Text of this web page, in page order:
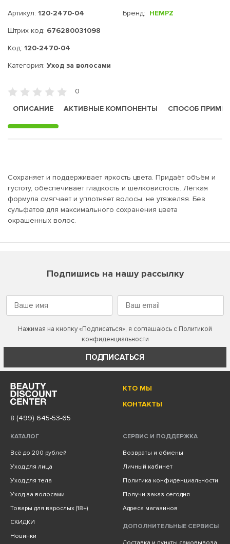
Артикул: 120-2470-04
Штрих код: 676280031098
Код: 120-2470-04
Бренд: HEMPZ
Категория: Уход за волосами
0
ОПИСАНИЕ
АКТИВНЫЕ КОМПОНЕНТЫ СПОСОБ
Сохраняет и поддерживает яркость цвета. Придаёт объём и
густоту, обеспечивает гладкость и шелковистость. Лёгкая
формула смягчает и уплотняет волосы, не утяжеляя. Без
сульфатов для максимального сохранения цвета
окрашенных волос.
Подпишись на нашу рассылку
Нажимая на кнопку «Подписаться», я соглашаюсь с Политикой
конфиденциальности
ПОДПИСАТЬСЯ
КТО МЫ
КОНТАКТЫ
8 (499) 645-53-65
КАТАЛОГ
Всё до 200 рублей
Уход для лица
Уход для тела
Уход за волосами
Товары для взрослых (18+)
СКИДКИ
Новинки
СЕРВИС И ПОДДЕРЖКА
Возвраты и обмены
Личный кабинет
Политика конфиденциальности
Получи заказ сегодня
Адреса магазинов
ДОПОЛНИТЕЛЬНЫЕ СЕРВИСЫ